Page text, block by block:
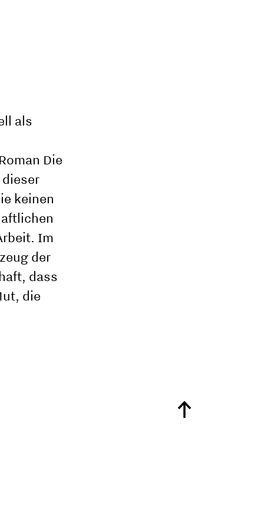
als
Die
keinen
Im
der
dass
die